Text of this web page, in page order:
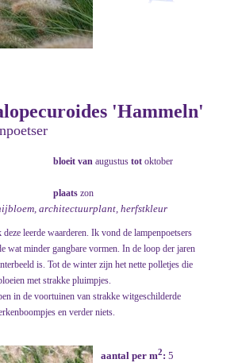
'Hammeln'
bloeit van augustus tot oktober
plaats zon
architectuurplant, herfstkleur
leerde waarderen. Ik vond de lampenpoetsers
wat minder gangbare vormen. In de loop der jaren
is. Tot de winter zijn het nette polletjes die
met strakke pluimpjes.
in de voortuinen van strakke witgeschilderde
en verder niets.
aantal per m2: 5